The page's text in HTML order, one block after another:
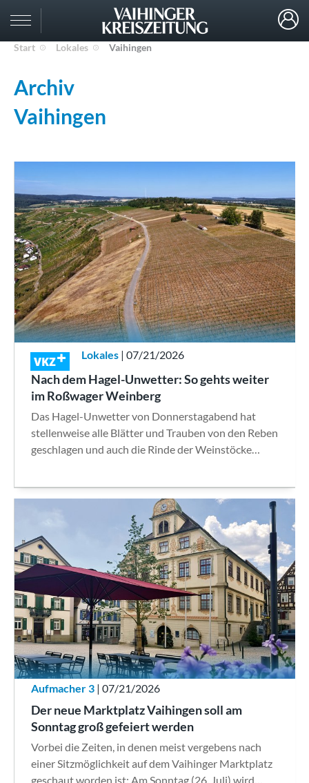
Start Lokales Vaihingen
Archiv
Vaihingen
VKZ Lokales | 07/21/2026
Nach dem Hagel-Unwetter: So gehts weiter
im Roßwager Weinberg
Das Hagel-Unwetter von Donnerstagabend hat
stellenweise alle Blätter und Trauben von den Reben
geschlagen und auch die Rinde der Weinstöcke…
Aufmacher 3 | 07/21/2026
Der neue Marktplatz Vaihingen soll am
Sonntag groß gefeiert werden
Vorbei die Zeiten, in denen meist vergebens nach
einer Sitzmöglichkeit auf dem Vaihinger Marktplatz
geschaut worden ist: Am Sonntag (26. Juli) wird…